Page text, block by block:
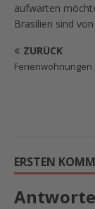
aufwarten
Brasilien sind
ZURÜCK
ERSTEN